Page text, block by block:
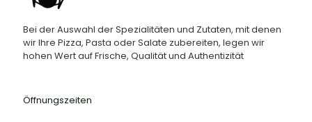
Bei der Auswahl der Spezialitäten und Zutaten, mit denen
wir Ihre Pizza, Pasta oder Salate zubereiten, legen wir
hohen Wert auf Frische, Qualität und Authentizität
Öffnungszeiten